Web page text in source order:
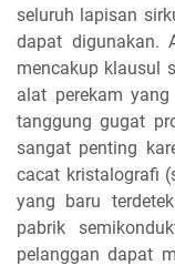
seluruh lapisan
dapat digunakan.
mencakup klausul
alat perekam
tanggung gugat
sangat penting
cacat kristalografi
yang baru
pabrik
pelanggan dapat